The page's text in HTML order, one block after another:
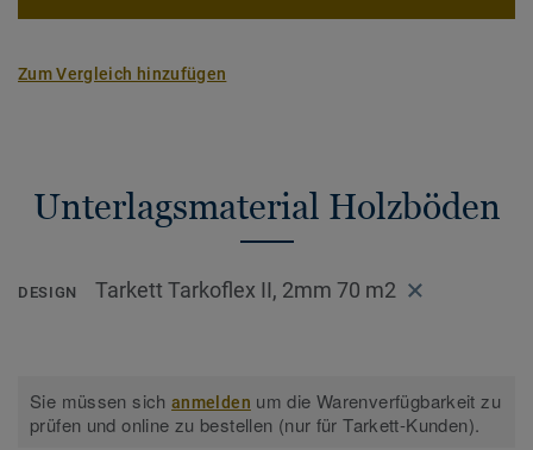
Zum Vergleich hinzufügen
Unterlagsmaterial Holzböden
DESIGN Tarkett Tarkoflex II, 2mm 70 m2
Sie müssen sichanmelden um die Warenverfügbarkeit zu
prüfen und online zu bestellen (nur für Tarkett-Kunden).